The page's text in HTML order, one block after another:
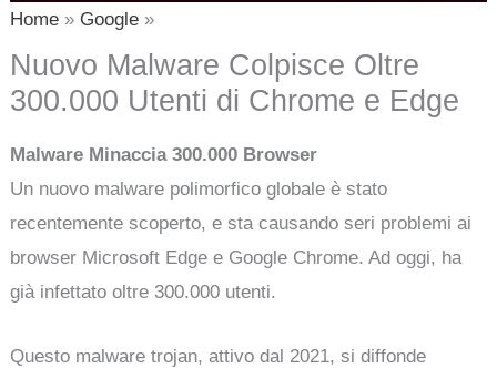
Home Google
Nuovo Malware Colpisce Oltre
300.000 Utenti di Chrome e Edge
Malware Minaccia 300.000 Browser
Un nuovo malware polimorfico globale è stato
recentemente scoperto, e sta causando seri problemi ai
browser Microsoft Edge e Google Chrome. Ad oggi, ha
già infettato oltre 300.000 utenti.
Questo malware trojan, attivo dal 2021, si diffonde